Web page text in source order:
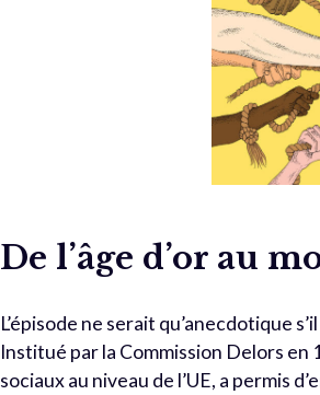
De l’âge d’or au
L’épisode ne serait qu’anecdotique
Institué par la Commission Delors
sociaux au niveau de l’UE, a permis